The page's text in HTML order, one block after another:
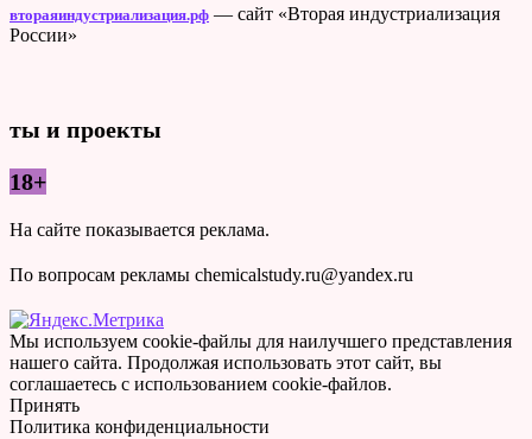
втораяиндустриализация.рф — сайт «Вторая индустриализация
России»
ты и проекты
18+
На сайте показывается реклама.
По вопросам рекламы chemicalstudy.ru@yandex.ru
Мы используем cookie-файлы для наилучшего представления
нашего сайта. Продолжая использовать этот сайт, вы
соглашаетесь с использованием cookie-файлов.
Принять
Политика конфиденциальности